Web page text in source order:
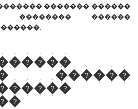
������� ������
�������� ������
������